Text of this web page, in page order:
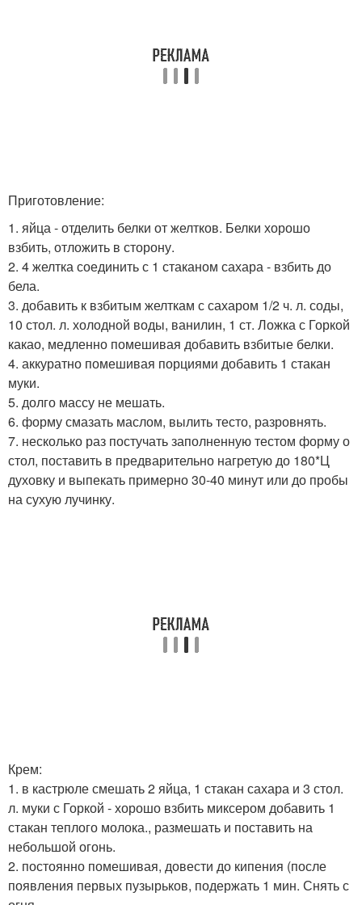
Приготовление:
1. яйца - отделить белки от желтков. Белки хорошо
взбить, отложить в сторону.
2. 4 желтка соединить с 1 стаканом сахара - взбить до
бела.
3. добавить к взбитым желткам с сахаром 1/2 ч. л. соды,
10 стол. л. холодной воды, ванилин, 1 ст. Ложка с Горкой
какао, медленно помешивая добавить взбитые белки.
4. аккуратно помешивая порциями добавить 1 стакан
муки.
5. долго массу не мешать.
6. форму смазать маслом, вылить тесто, разровнять.
7. несколько раз постучать заполненную тестом форму о
стол, поставить в предварительно нагретую до 180*Ц
духовку и выпекать примерно 30-40 минут или до пробы
на сухую лучинку.
Крем:
1. в кастрюле смешать 2 яйца, 1 стакан сахара и 3 стол.
л. муки с Горкой - хорошо взбить миксером добавить 1
стакан теплого молока., размешать и поставить на
небольшой огонь.
2. постоянно помешивая, довести до кипения (после
появления первых пузырьков, подержать 1 мин. Снять с